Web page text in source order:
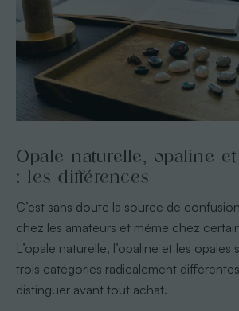
Opale naturelle, opaline
: les différences
C’est sans doute la source de
chez les amateurs et même chez
L’opale naturelle, l’opaline et les
trois catégories radicalement
distinguer avant tout achat.